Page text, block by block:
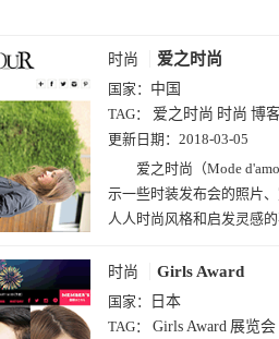
时尚 爱之时尚
国家： 中国
TAG： 爱之时尚 时尚 博
更新日期： 2018-03-05
爱之时尚（Mode
示一些时装发布会的照片
人人时尚风格和启发灵感的
时尚 Girls Award
国家：
日本
TAG： Girls Award 展览会